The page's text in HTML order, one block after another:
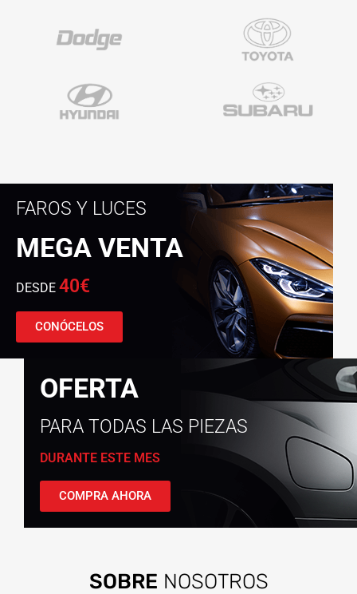
FAROS Y LUCES
MEGA VENTA
DESDE 40€
CONÓCELOS
OFERTA
PARA TODAS LAS PIEZAS
DURANTE ESTE MES
COMPRA AHORA
SOBRE NOSOTROS